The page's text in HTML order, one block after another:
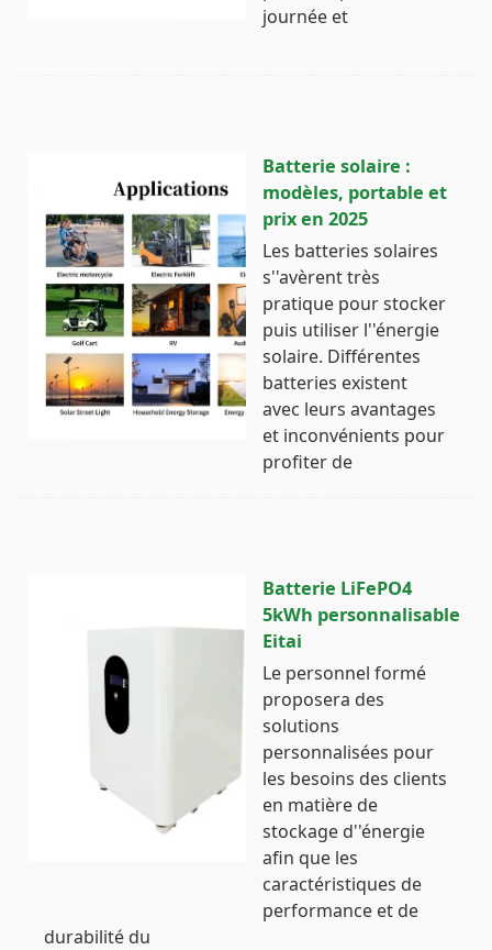
journée et
Batterie solaire :
modèles, portable et
prix en 2025
Les batteries solaires
s''avèrent très
pratique pour stocker
puis utiliser l''énergie
solaire. Différentes
batteries existent
avec leurs avantages
et inconvénients pour
profiter de
Batterie LiFePO4
5kWh personnalisable
Eitai
Le personnel formé
proposera des
solutions
personnalisées pour
les besoins des clients
en matière de
stockage d''énergie
afin que les
caractéristiques de
performance et de
durabilité du